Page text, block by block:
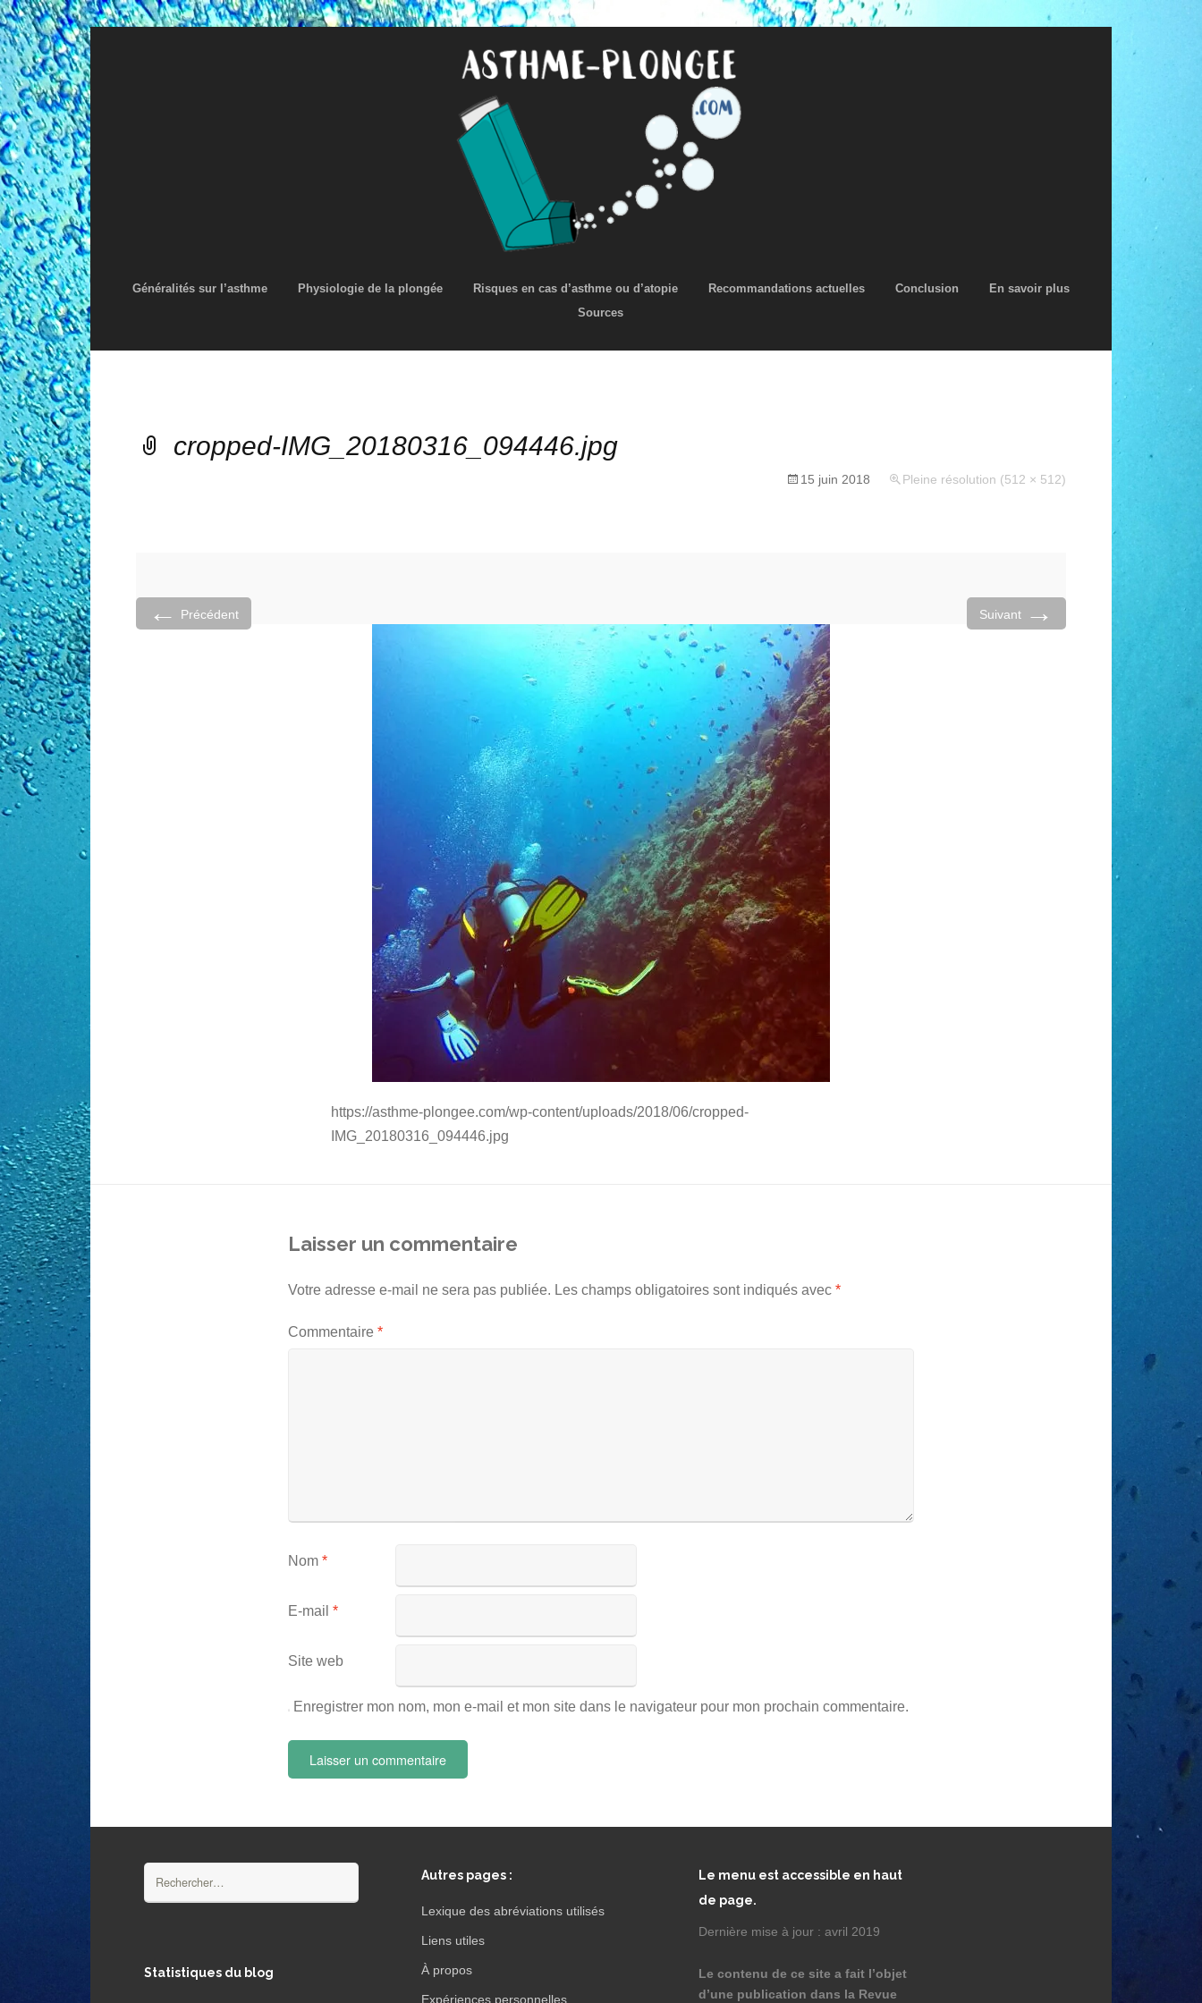
Aller
au
Généralités sur l’asthme Physiologie de la plongée Risques en cas d’asthme ou d’atopie Recommandations actuelles Conclusion
En savoir plus
Sources
cropped-IMG_20180316_094446.jpg
15 juin 2018 Pleine résolution (512 × 512)
← Précédent Suivant →
https://asthme-plongee.com/wp-content/uploads/2018/06/cropped-
IMG_20180316_094446.jpg
Laisser un commentaire
Votre adresse e-mail ne sera pas publiée. Les champs obligatoires sont indiqués avec *
Commentaire *
Nom *
E-mail *
Site web
Enregistrer mon nom, mon e-mail et mon site dans le navigateur pour mon prochain commentaire.
Rechercher : Autres pages :
Lexique des abréviations utilisés
Liens utiles
À propos
Expériences personnelles
Le menu est accessible en haut
de page.
Dernière mise à jour : avril 2019
Le contenu de ce site a fait l’objet
d’une publication dans la Revue
Statistiques du blog